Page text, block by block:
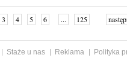
3 4 5 6 ... 125
Staże u nas Reklama
Polityka